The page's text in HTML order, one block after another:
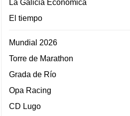
La Galicia Económica
El tiempo
Mundial 2026
Torre de Marathon
Grada de Río
Opa Racing
CD Lugo